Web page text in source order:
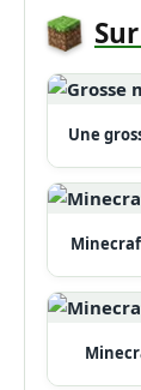
Une